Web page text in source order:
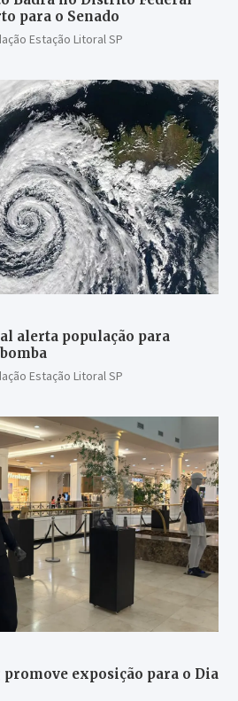
para o Senado
Estação Litoral SP
alerta população para
Estação Litoral SP
exposição para o Dia